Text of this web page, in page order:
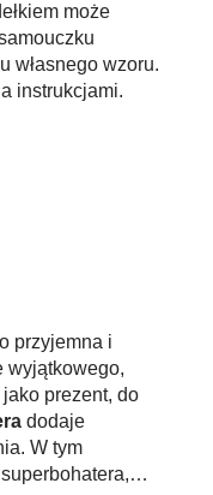
może
własnego wzoru.
instrukcjami.
przyjemna i
wyjątkowego,
prezent, do
dodaje
W tym